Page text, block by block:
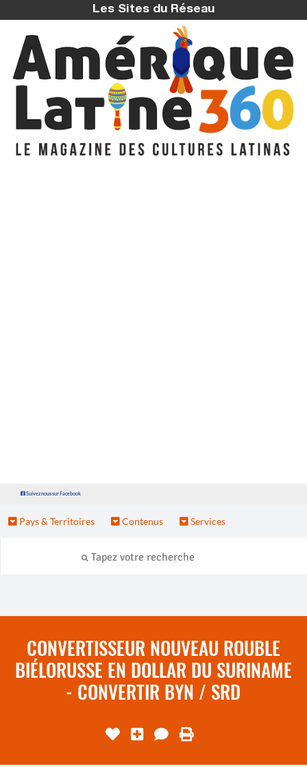
Les Sites du Réseau
Suivez nous sur Facebook
Pays & Territoires Contenus Services
CONVERTISSEUR NOUVEAU ROUBLE
BIÉLORUSSE EN DOLLAR DU SURINAME
- CONVERTIR BYN / SRD